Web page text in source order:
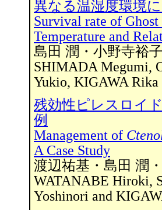
異なる温湿度環境
Survival rate of
Temperature and
島田 潤・小野寺裕
SHIMADA Megumi,
Yukio, KIGAWA Rika
残効性ピレスロイ
例
Management of
A Case Study
渡辺祐基・島田 潤
WATANABE Hiroki,
Yoshinori and